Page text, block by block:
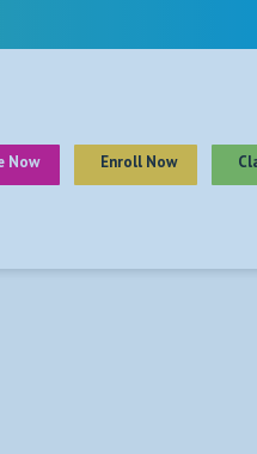
Now Enroll Now